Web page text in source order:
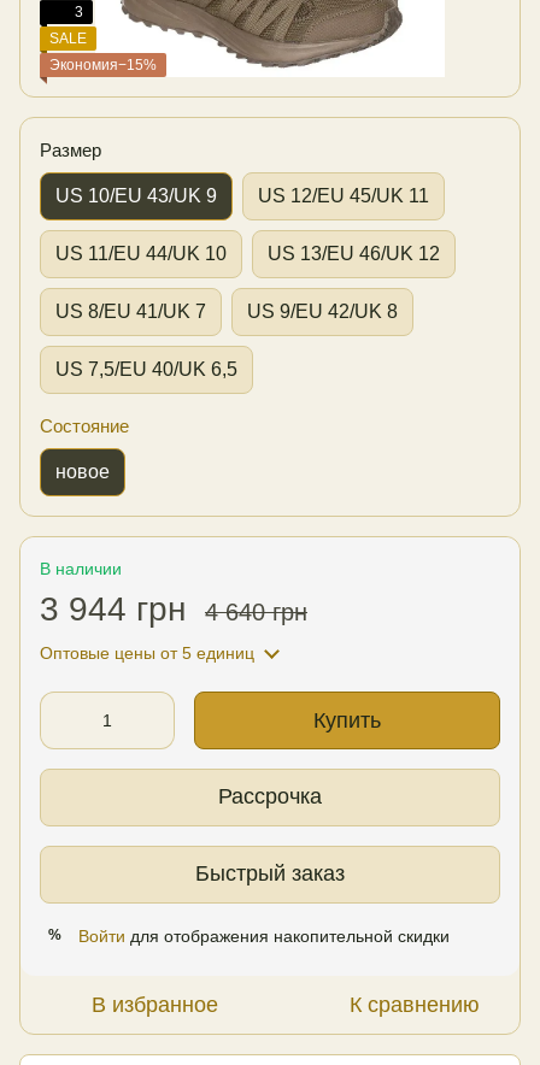
3
SALE
Экономия−15%
Размер
US 10/EU 43/UK 9 US 12/EU 45/UK 11
US 11/EU 44/UK 10 US 13/EU 46/UK 12
US 8/EU 41/UK 7 US 9/EU 42/UK 8
US 7,5/EU 40/UK 6,5
Состояние
новое
В наличии
3 944 грн 4 640 грн
Оптовые цены от 5 единиц
Купить
Рассрочка
Быстрый заказ
% Войти для отображения накопительной скидки
В избранное К сравнению